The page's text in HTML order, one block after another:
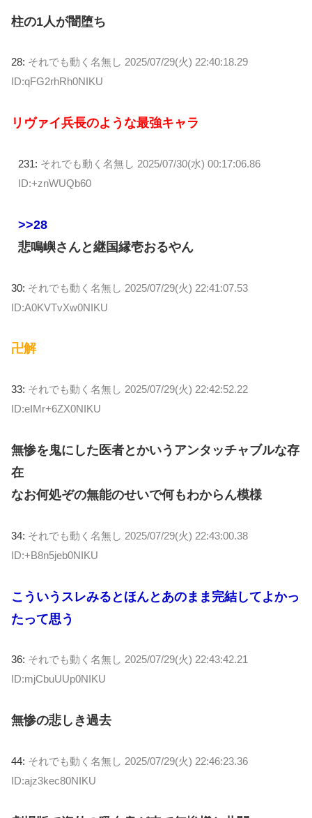
柱の1人が闇堕ち
28: それでも動く名無し 2025/07/29(火) 22:40:18.29
ID:qFG2rhRh0NIKU
リヴァイ兵長のような最強キャラ
231: それでも動く名無し 2025/07/30(水) 00:17:06.86
ID:+znWUQb60
>>28
悲鳴嶼さんと継国縁壱おるやん
30: それでも動く名無し 2025/07/29(火) 22:41:07.53
ID:A0KVTvXw0NIKU
卍解
33: それでも動く名無し 2025/07/29(火) 22:42:52.22
ID:eIMr+6ZX0NIKU
無惨を鬼にした医者とかいうアンタッチャブルな存
在
なお何処ぞの無能のせいで何もわからん模様
34: それでも動く名無し 2025/07/29(火) 22:43:00.38
ID:+B8n5jeb0NIKU
こういうスレみるとほんとあのまま完結してよかっ
たって思う
36: それでも動く名無し 2025/07/29(火) 22:43:42.21
ID:mjCbuUUp0NIKU
無惨の悲しき過去
44: それでも動く名無し 2025/07/29(火) 22:46:23.36
ID:ajz3kec80NIKU